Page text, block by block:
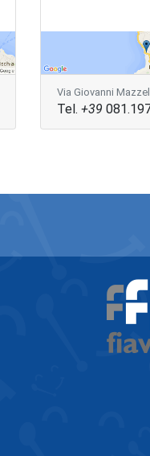
Via Giovanni
Tel. +39